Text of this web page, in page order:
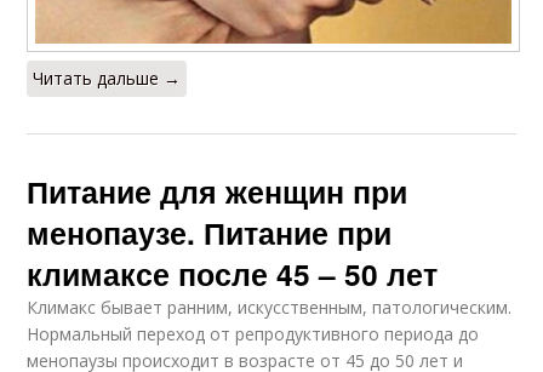
Читать дальше →
Питание для женщин при
менопаузе. Питание при
климаксе после 45 – 50 лет
Климакс бывает ранним, искусственным, патологическим.
Нормальный переход от репродуктивного периода до
менопаузы происходит в возрасте от 45 до 50 лет и